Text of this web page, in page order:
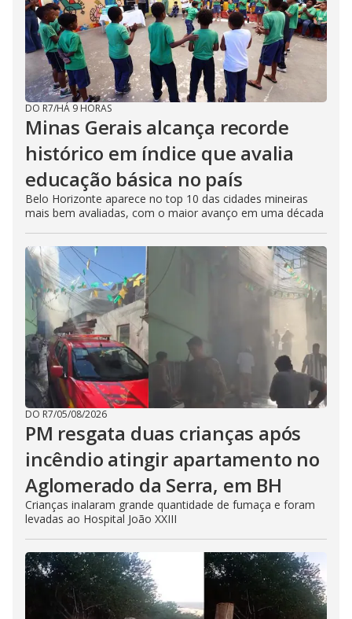
DO R7/HÁ 9 HORAS
Minas Gerais alcança recorde
histórico em índice que avalia
educação básica no país
Belo Horizonte aparece no top 10 das cidades mineiras
mais bem avaliadas, com o maior avanço em uma década
DO R7/05/08/2026
PM resgata duas crianças após
incêndio atingir apartamento no
Aglomerado da Serra, em BH
Crianças inalaram grande quantidade de fumaça e foram
levadas ao Hospital João XXIII